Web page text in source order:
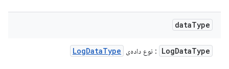
dataType
LogDataType : نوع داده‌ی LogDataType